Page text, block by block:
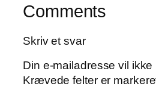
Comments
Skriv et svar
Din e-mailadresse vil
Krævede felter er